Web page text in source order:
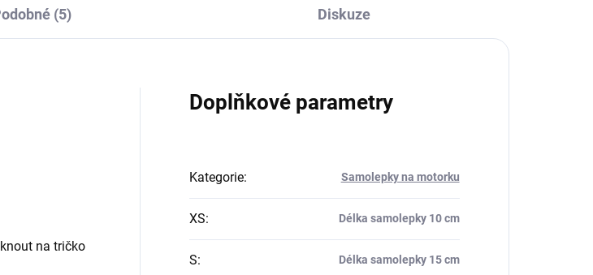
(5) Diskuze
na tričko
Doplňkové parametry
Kategorie: Samolepky na motorku
XS: Délka samolepky 10 cm
S: Délka samolepky 15 cm